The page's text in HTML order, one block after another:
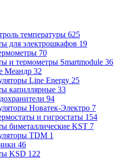
температуры 625
для электрошкафов 19
70
и термометры Smartmodule 36
Меандр 32
Line Energy 25
капиллярные 33
94
Новатек-Электро 7
и гигростаты 154
биметаллические KST 7
TDM 1
46
KSD 122